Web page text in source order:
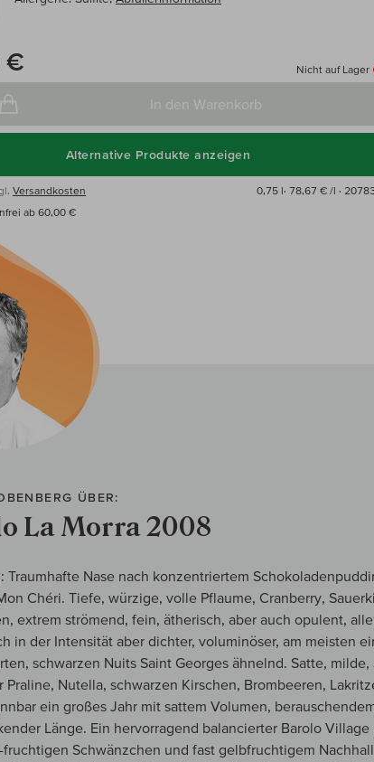
€ Nicht auf Lager
In den Warenkorb
Alternative Produkte anzeigen
Versandkosten 0,75 l· 78,67 € /l ·
ab 60,00 €
ÜBER:
La Morra 2008
Traumhafte Nase nach konzentriertem
Chéri. Tiefe, würzige, volle Pflaume, Cranberry,
extrem strömend, fein, ätherisch, aber auch opulent,
in der Intensität aber dichter, voluminöser, am meisten
schwarzen Nuits Saint Georges ähnelnd. Satte,
Praline, Nutella, schwarzen Kirschen, Brombeeren,
ein großes Jahr mit sattem Volumen,
Länge. Ein hervorragend balancierter Barolo
fruchtigen Schwänzchen und fast gelbfruchtigem